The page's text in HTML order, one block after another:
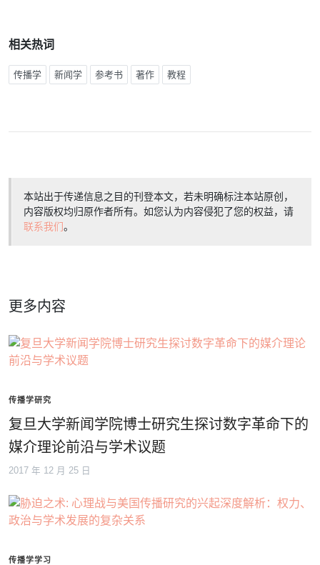
相关热词
传播学 新闻学 参考书 著作 教程
本站出于传递信息之目的刊登本文，若未明确标注本站原创，
内容版权均归原作者所有。如您认为内容侵犯了您的权益，请
联系我们。
更多内容
传播学研究
复旦大学新闻学院博士研究生探讨数字革命下的
媒介理论前沿与学术议题
2017 年 12 月 25 日
传播学学习